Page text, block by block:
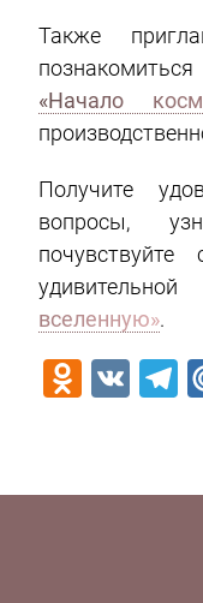
Также
«Начало
Получите
вопросы,
вселенную».
VK